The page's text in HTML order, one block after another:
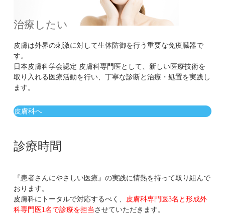
治療したい
皮膚は外界の刺激に対して生体防御を行う重要な免疫臓器で
す。
日本皮膚科学会認定 皮膚科専門医として、新しい医療技術を
取り入れる医療活動を行い、丁寧な診断と治療・処置を実践し
ます。
皮膚科へ
診療時間
『患者さんにやさしい医療』の実践に情熱を持って取り組んで
おります。
皮膚科にトータルで対応するべく、
皮膚科専門医3名と形成外
科専門医1名で診療を担当 させていただきます。